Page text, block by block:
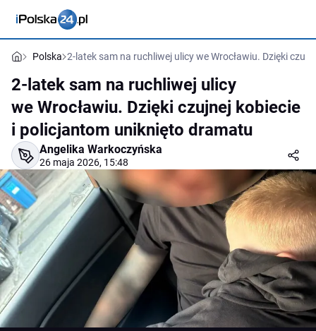
Polska 2-latek sam na ruchliwej ulicy we Wrocławiu. Dzięki
2-latek sam na ruchliwej ulicy
we Wrocławiu. Dzięki czujnej kobiecie
i policjantom uniknięto dramatu
Angelika Warkoczyńska
26 maja 2026, 15:48